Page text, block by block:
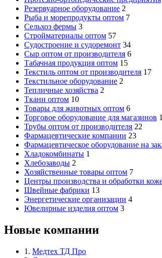
Резервуарное оборудование 2
Рыба и морепродукты оптом 7
Сельхоз фермы 3
Стройматериалы оптом 57
Судостроение и судоремонт 34
Сыр оптом от производителя 6
Табачная продукция оптом 15
Текстиль оптом от производителя 17
Текстильное оборудование 2
Тепличные хозяйства 2
Ткани оптом 10
Товары для животных оптом 6
Торговое оборудование для магазинов
Трубы оптом от производителя 22
Фармацевтические компании 23
Фармацевтическое оборудование на
Хладокомбинаты 1
Хлебозаводы 2
Хозяйственные товары оптом 7
Центры производства и обработки
Швейные фабрики 13
Энергетические организации 4
Ювелирные изделия оптом 3
Новые компании
1. Медтех ТД Про